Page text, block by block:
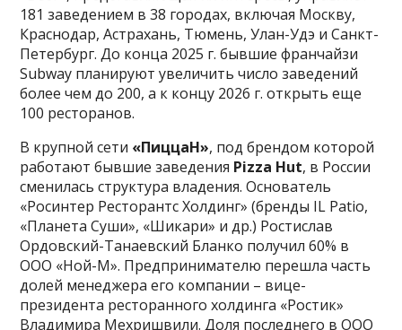
181 заведением в 38 городах, включая Москву,
Краснодар, Астрахань, Тюмень, Улан-Удэ и Санкт-
Петербург. До конца 2025 г. бывшие франчайзи
Subway планируют увеличить число заведений
более чем до 200, а к концу 2026 г. открыть еще
100 ресторанов.
В крупной сети «ПиццаН», под брендом которой
работают бывшие заведения Pizza Hut, в России
сменилась структура владения. Основатель
«Росинтер Ресторантс Холдинг» (бренды IL Patio,
«Планета Суши», «Шикари» и др.) Ростислав
Ордовский-Танаевский Бланко получил 60% в
ООО «Ной-М». Предпринимателю перешла часть
долей менеджера его компании – вице-
президента ресторанного холдинга «Ростик»
Владимира Мехришвили. Доля последнего в ООО